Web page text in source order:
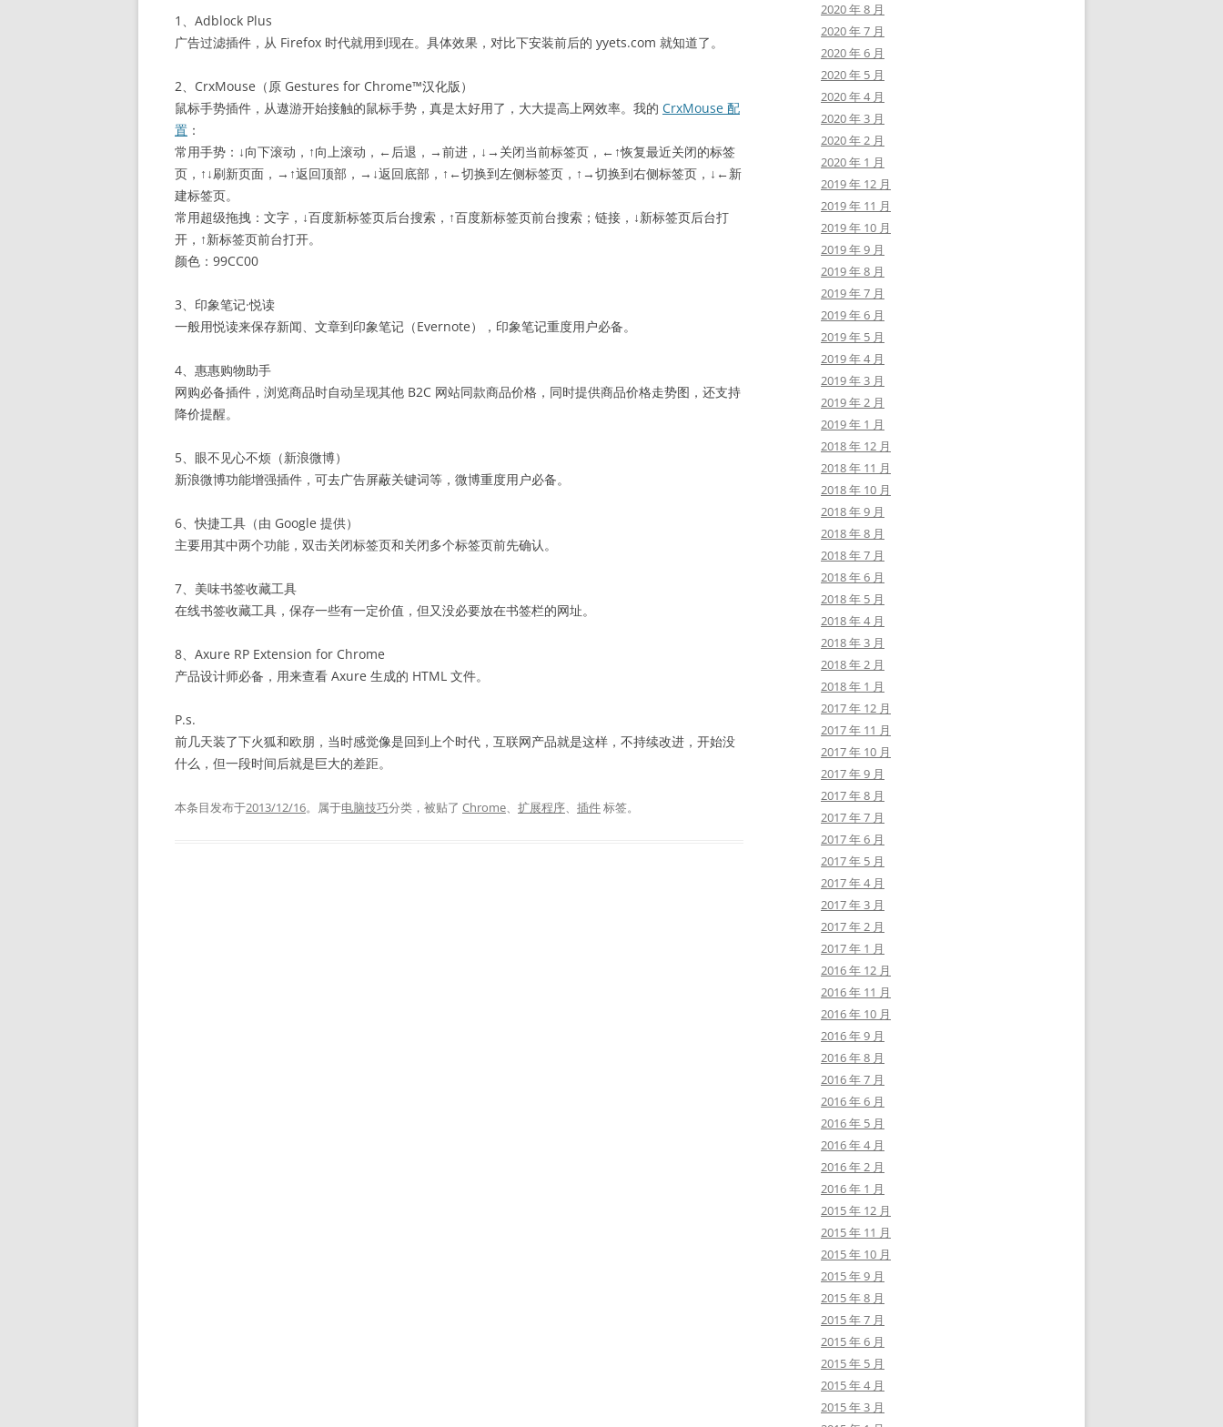
1、Adblock Plus
广告过滤插件，从 Firefox 时代就用到现在。具体效果，对比下安装前后的 yyets.com 就知道了。
2、CrxMouse（原 Gestures for Chrome™汉化版）
鼠标手势插件，从遨游开始接触的鼠标手势，真是太好用了，大大提高上网效率。我的 CrxMouse 配
置 ：
常用手势：↓向下滚动，↑向上滚动，←后退，→前进，↓→关闭当前标签页，←↑恢复最近关闭的标签
页，↑↓刷新页面，→↑返回顶部，→↓返回底部，↑←切换到左侧标签页，↑→切换到右侧标签页，↓←新
建标签页。
常用超级拖拽：文字，↓百度新标签页后台搜索，↑百度新标签页前台搜索；链接，↓新标签页后台打
开，↑新标签页前台打开。
颜色：99CC00
3、印象笔记·悦读
一般用悦读来保存新闻、文章到印象笔记（Evernote），印象笔记重度用户必备。
4、惠惠购物助手
网购必备插件，浏览商品时自动呈现其他 B2C 网站同款商品价格，同时提供商品价格走势图，还支持
降价提醒。
5、眼不见心不烦（新浪微博）
新浪微博功能增强插件，可去广告屏蔽关键词等，微博重度用户必备。
6、快捷工具（由 Google 提供）
主要用其中两个功能，双击关闭标签页和关闭多个标签页前先确认。
7、美味书签收藏工具
在线书签收藏工具，保存一些有一定价值，但又没必要放在书签栏的网址。
8、Axure RP Extension for Chrome
产品设计师必备，用来查看 Axure 生成的 HTML 文件。
P.s.
前几天装了下火狐和欧朋，当时感觉像是回到上个时代，互联网产品就是这样，不持续改进，开始没
什么，但一段时间后就是巨大的差距。
本条目发布于2013/12/16。属于电脑技巧分类，被贴了 Chrome、 扩展程序、 插件标签。
2020 年 8 月
2020 年 7 月
2020 年 6 月
2020 年 5 月
2020 年 4 月
2020 年 3 月
2020 年 2 月
2020 年 1 月
2019 年 12 月
2019 年 11 月
2019 年 10 月
2019 年 9 月
2019 年 8 月
2019 年 7 月
2019 年 6 月
2019 年 5 月
2019 年 4 月
2019 年 3 月
2019 年 2 月
2019 年 1 月
2018 年 12 月
2018 年 11 月
2018 年 10 月
2018 年 9 月
2018 年 8 月
2018 年 7 月
2018 年 6 月
2018 年 5 月
2018 年 4 月
2018 年 3 月
2018 年 2 月
2018 年 1 月
2017 年 12 月
2017 年 11 月
2017 年 10 月
2017 年 9 月
2017 年 8 月
2017 年 7 月
2017 年 6 月
2017 年 5 月
2017 年 4 月
2017 年 3 月
2017 年 2 月
2017 年 1 月
2016 年 12 月
2016 年 11 月
2016 年 10 月
2016 年 9 月
2016 年 8 月
2016 年 7 月
2016 年 6 月
2016 年 5 月
2016 年 4 月
2016 年 2 月
2016 年 1 月
2015 年 12 月
2015 年 11 月
2015 年 10 月
2015 年 9 月
2015 年 8 月
2015 年 7 月
2015 年 6 月
2015 年 5 月
2015 年 4 月
2015 年 3 月